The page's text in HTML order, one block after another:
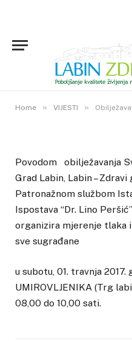
Home » VIJESTI »
Obilježavanje
zdravlja
31. OŽUJKA 2017. 1VIEWS
Povodom obilježavanja
Grad Labin, Labin – Zdravi
Patronažnom službom
Ispostava “Dr. Lino
organizira mjerenje tlaka
sve sugrađane
u subotu, 01. travnja
UMIROVLJENIKA (Trg
08,00 do 10,00 sati.